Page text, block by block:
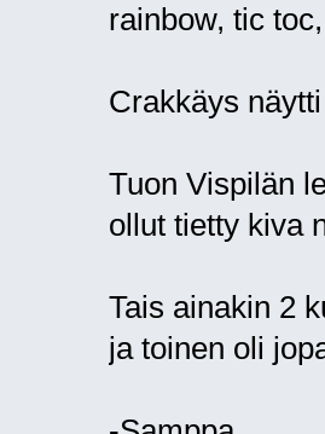
rainbow, tic
Crakkäys
Tuon Vispilän
ollut tietty kiva
Tais ainakin 2
ja toinen oli